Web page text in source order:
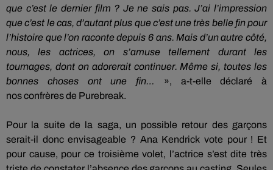
que c’est le dernier film ? Je ne sais pas. J’ai l’impression
que c’est le cas, d’autant plus que c’est une très belle fin pour
l’histoire que l’on raconte depuis 6 ans. Mais d’un autre côté,
nous, les actrices, on s’amuse tellement durant les
tournages, dont on adorerait continuer. Même si, toutes les
bonnes choses ont une fin…
», a-t-elle déclaré à
nosconfrèresde Purebreak.
Pour la suite de la saga, un possible retour des garçons
serait-il donc envisageable ? Ana Kendrick vote pour ! Et
pour cause, pour ce troisième volet, l’actrice s’est dite très